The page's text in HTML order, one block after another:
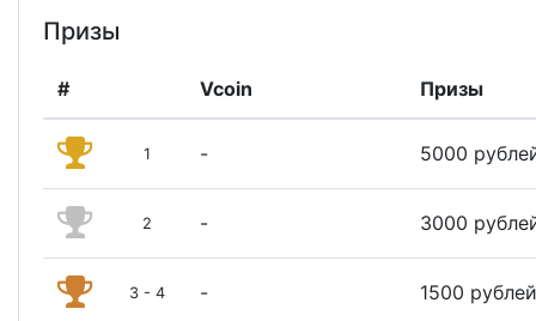
Призы
# Vcoin Призы
1 - 5000
2 - 3000
3 - 4 - 1500 рублей